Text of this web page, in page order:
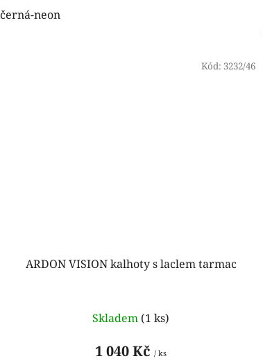
černá-neon
ARDON VISION kalhoty s laclem tarmac
Skladem (1 ks)
1 040 Kč/ ks
Kód: 3232/46